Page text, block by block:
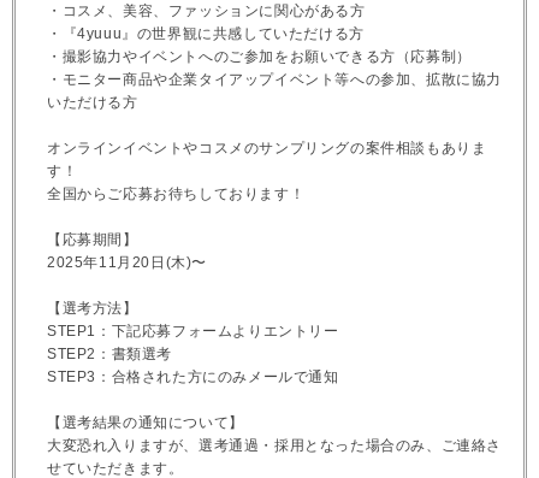
・コスメ、美容、ファッションに関心がある方
・『4yuuu』の世界観に共感していただける方
・撮影協力やイベントへのご参加をお願いできる方（応募制）
・モニター商品や企業タイアップイベント等への参加、拡散に協力
いただける方
オンラインイベントやコスメのサンプリングの案件相談もありま
す！
全国からご応募お待ちしております！
【応募期間】
2025年11月20日(木)〜
【選考方法】
STEP1：下記応募フォームよりエントリー
STEP2：書類選考
STEP3：合格された方にのみメールで通知
【選考結果の通知について】
大変恐れ入りますが、選考通過・採用となった場合のみ、ご連絡さ
せていただきます。